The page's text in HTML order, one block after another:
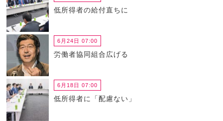
低所得者の給付直ちに
6月24日 07:00
労働者協同組合広げる
6月18日 07:00
低所得者に「配慮ない」